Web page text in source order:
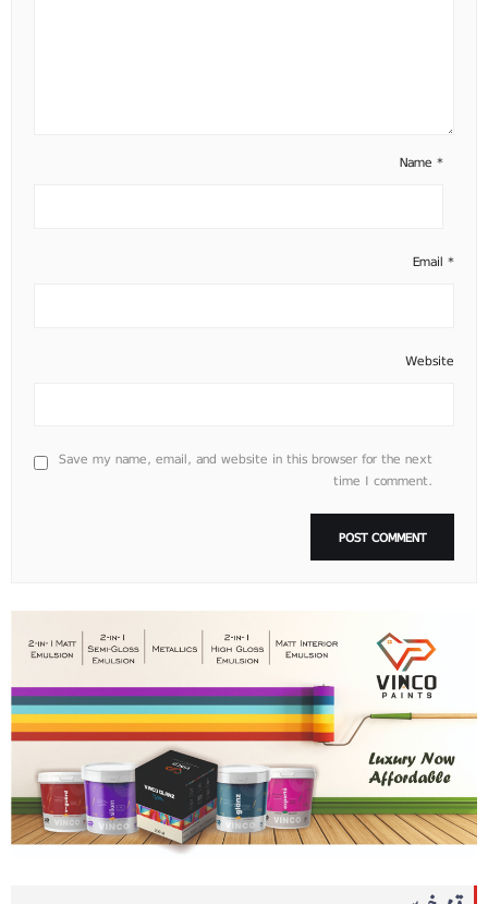
Name *
Email *
Website
Save my name, email, and website in this browser for the next
time I comment.